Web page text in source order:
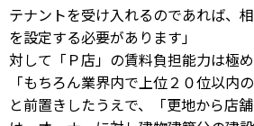
テナントを受け入れるのであれば、
を設定する必要があります」
対して「Ｐ店」の賃料負担能力は極
「もちろん業界内で上位２０位以内
と前置きしたうえで、「更地から店